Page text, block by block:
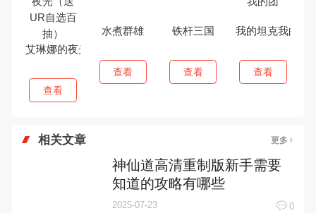
艾琳娜的夜光（送UR自选百抽）
查看
水煮群雄
查看
铁杆三国
查看
我的坦克我的团
查看
相关文章 更多
神仙道高清重制版新手需要
知道的攻略有哪些
2025-07-23 0